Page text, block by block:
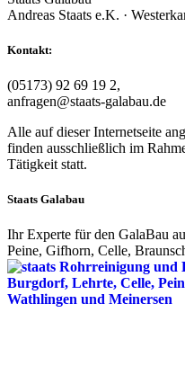
Andreas Staats e.K. ·
Kontakt:
(05173) 92 69 19 2,
anfragen@staats-galabau.de
Alle auf dieser Internetseite
finden ausschließlich im
Tätigkeit statt.
Staats Galabau
Ihr Experte für den GalaBau
Peine, Gifhorn, Celle,